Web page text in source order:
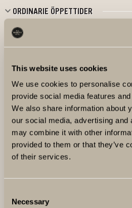
This website uses cookies
We use cookies to personalise
provide social media features
We also share information about
our social media, advertising and
may combine it with other
provided to them or that they’ve
of their services.
Selection
Necessary
ORDINARIE ÖPPETTIDER